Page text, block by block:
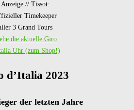
Anzeige // Tissot:
Timekeeper
3 Grand Tours
die aktuelle Giro
Uhr (zum Shop!)
d’Italia 2023
der letzten Jahre